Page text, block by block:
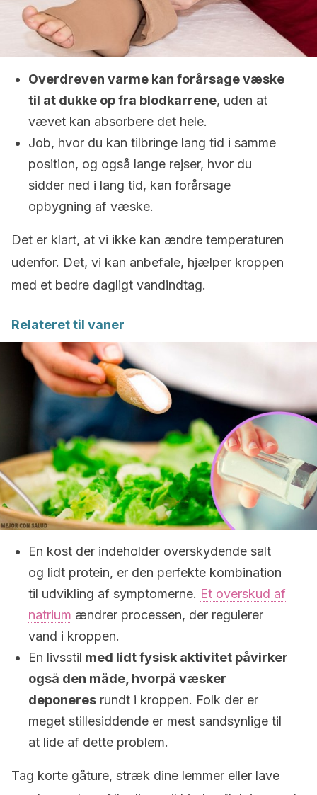
Overdreven varme kan forårsage væske
til at dukke op fra blodkarrene, uden at
vævet kan absorbere det hele.
Job, hvor du kan tilbringe lang tid i samme
position, og også lange rejser, hvor du
sidder ned i lang tid, kan forårsage
opbygning af væske.
Det er klart, at vi ikke kan ændre temperaturen
udenfor. Det, vi kan anbefale, hjælper kroppen
med et bedre dagligt vandindtag.
Relateret til vaner
En kost der indeholder overskydende salt
og lidt protein, er den perfekte kombination
til udvikling af symptomerne. Et overskud af
natrium ændrer processen, der regulerer
vand i kroppen.
En livsstil med lidt fysisk aktivitet påvirker
også den måde, hvorpå væsker
deponeres rundt i kroppen. Folk der er
meget stillesiddende er mest sandsynlige til
at lide af dette problem.
Tag korte gåture, stræk dine lemmer eller lave